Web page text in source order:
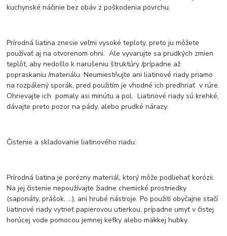
kuchynské náčinie bez obáv z poškodenia povrchu.
Prírodná liatina znesie veľmi vysoké teploty, preto ju môžete
používať aj na otvorenom ohni. Ale vyvarujte sa prudkých zmien
teplôt, aby nedošlo k narušeniu štruktúry /prípadne až
popraskaniu /materiálu. Neumiestňujte ani liatinové riady priamo
na rozpálený sporák, pred použitím je vhodné ich predhriať v rúre.
Ohrievajte ich pomaly asi minútu a pol. Liatinové riady sú krehké,
dávajte preto pozor na pády, alebo prudké nárazy.
Čistenie a skladovanie liatinového riadu:
Prírodná liatina je porézny materiál, ktorý môže podliehať korózii.
Na jej čistenie nepoužívajte žiadne chemické prostriedky
(saponáty, prášok, ...), ani hrubé nástroje. Po použití obyčajne stačí
liatinové riady vytrieť papierovou utierkou, prípadne umyť v čistej
horúcej vode pomocou jemnej kefky alebo mäkkej hubky.